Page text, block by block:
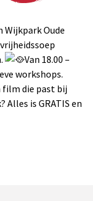
Wijkpark Oude
vrijheidssoep
Van 18.00 –
workshops.
film die past bij
Alles is GRATIS en